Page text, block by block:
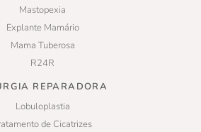
Mastopexia
Explante Mamário
Mama Tuberosa
R24R
REPARADORA
Lobuloplastia
de Cicatrizes